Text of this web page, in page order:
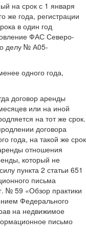
на срок с 1 января
же года, регистрации
в один год
ФАС Северо-
делу № А05-
одного года,
договор аренды
или на иной
на тот же срок.
договора
года, на такой же срок
отношения
который не
пункта 2 статьи 651
письма
№ 59 «Обзор практики
Федерального
на недвижимое
письмо